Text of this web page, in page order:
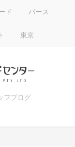
ド パース
東京
フブログ